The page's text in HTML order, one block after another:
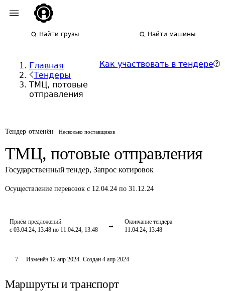
Найти грузы Найти машины
Главная
Тендеры
ТМЦ, потовые
отправления
Как участвовать в тендере
Тендер отменён Несколько поставщиков
ТМЦ, потовые отправления
Государственный тендер, Запрос котировок
Осуществление перевозок с 12.04.24 по 31.12.24
Приём предложений
с 03.04.24, 13:48 по 11.04.24, 13:48
Окончание тендера
11.04.24, 13:48
7 Изменён 12 апр 2024. Создан 4 апр 2024
Маршруты и транспорт